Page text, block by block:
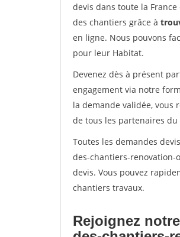
devis dans toute la
des chantiers grâce à
en ligne. Nous pouvons
pour leur Habitat.
Devenez dès à présent
engagement via notre
la demande validée, vous
de tous les partenaires du
Toutes les demandes
des-chantiers-renovation-
devis. Vous pouvez
chantiers travaux.
Rejoignez